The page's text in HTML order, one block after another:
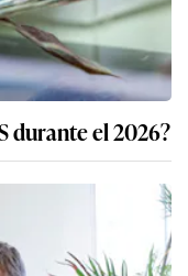
durante el 2026?